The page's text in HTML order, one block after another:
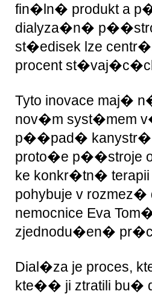
fin�ln� produkt a
dialyza�n�
st�edisek lze
procent
Tyto inovace maj�
nov�m syst�mem
p��pad� kanystr�.
proto�e p��stroje
ke konkr�tn�
pohybuje v
nemocnice Eva
zjednodu�en�
Dial�za je proces,
kte�� ji ztratili bu�